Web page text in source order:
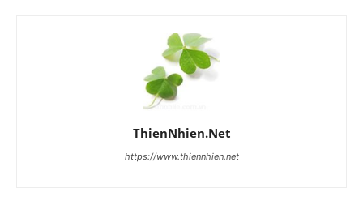
ThienNhien.Net
https://www.thiennhien.net